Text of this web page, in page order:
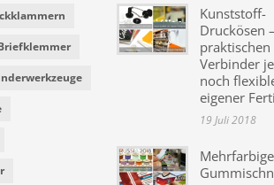
Kunststoff-
Druckösen
praktischen
Verbinder
noch
eigener
19 Juli 2018
Mehrfarbige